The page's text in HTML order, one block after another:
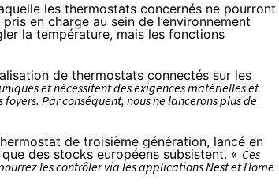
les thermostats concernés ne pourront
en charge au sein de l’environnement
la température, mais les fonctions
de thermostats connectés sur les
et nécessitent des exigences matérielles et
Par conséquent, nous ne lancerons plus de
de troisième génération, lancé en
des stocks européens subsistent. « Ces
les contrôler via les applications Nest et Home